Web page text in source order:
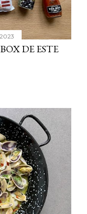
DE ESTE